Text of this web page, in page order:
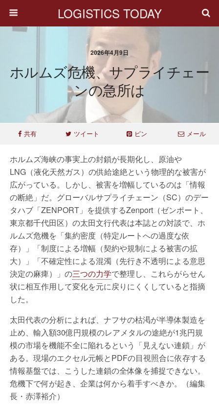
LOGISTICS TODAY
2026年4月9日
ホルムズ危機、サプライチェー
ンの急所は
共有 ツイート ピン メール
ホルムズ海峡の事実上の封鎖が長期化し、原油や
LNG（液化天然ガス）の供給途絶という物理的な被害が
広がっている。しかし、被害を増幅しているのは「情報
の断絶」だ。グローバルサプライチェーン（SC）のデー
タハブ「ZENPORT」を提供するZenport（ゼンポート、
東京都千代田区）の太田文行代表は本誌との対談で、ホ
ルムズ危機を「集約密度（特定ルートへの過度な依
存）」「制度による増幅（契約や規制による被害の拡
大）」「不確定性による混濁（先行き不透明による意思
決定の麻痺）」の三つの力学で整理し、これらがらせん
状に相互作用して変化を元に戻りにくくしていると指摘
した。
太田代表の分析によれば、ナフサの枯渇が半導体製造を
止め、輸入額30億円規模のレアメタルの途絶が1兆円規
模の市場を機能不全に陥れるという「見えない連鎖」が
ある。現場のエクセル元帳とPDFの目視照合に依存する
情報基盤では、こうした連鎖の全体像を捕捉できない。
危機下で何が起き、企業は何から着手すべきか。（編集
長・赤澤裕介）